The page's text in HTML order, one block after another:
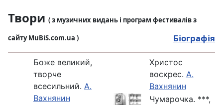
Твори ( з музичних видань і програм фестивалів з
сайту MuBiS.com.ua )
Біографія
Боже великий,
творче
всесильний. А.
Вахнянин
Христос
воскрес. А.
Вахнянин
Чумарочка. ***,